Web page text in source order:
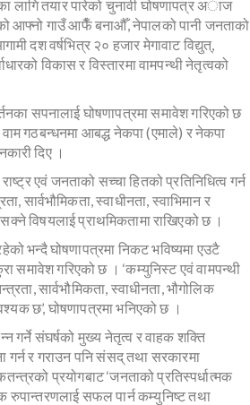
लागि तयार पारेको चुनावी घोषणापत्र अाज
आफ्नो गाउँ आफैँ बनाऔँ, नेपालको पानी जनताको
दश वर्षभित्र २० हजार मेगावाट विद्युत्,
विकास र विस्तारमा वामपन्थी नेतृत्वको
सपनालाई घोषणापत्रमा समावेश गरिएको छ
गठबन्धनमा आबद्ध नेकपा (एमाले) र नेकपा
दिए ।
एवं जनताको सच्चा हितको प्रतिनिधित्व गर्न
सार्वभौमिकता, स्वाधीनता, स्वाभिमान र
विषयलाई प्राथमिकतामा राखिएको छ ।
भन्दै घोषणापत्रमा निकट भविष्यमा एउटै
समावेश गरिएको छ । ‘कम्युनिस्ट एवं वामपन्थी
सार्वभौमिकता, स्वाधीनता, भौगोलिक
छ’, घोषणापत्रमा भनिएको छ ।
गर्ने संघर्षको मुख्य नेतृत्व र वाहक शक्ति
गर्न र गराउन पनि संसद् तथा सरकारमा
प्रयोगबाट ‘जनताको प्रतिस्पर्धात्मक
रुपान्तरणलाई सफल पार्न कम्युनिष्ट तथा